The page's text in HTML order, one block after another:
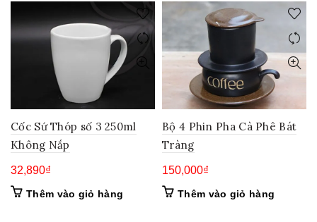
Cốc Sứ Thóp số 3 250ml
Không Nắp
32,890₫
Thêm vào giỏ hàng
Bộ 4 Phin Pha Cà Phê Bát
Tràng
150,000₫
Thêm vào giỏ hàng